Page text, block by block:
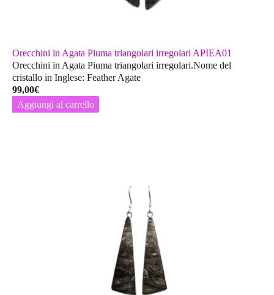
Orecchini in Agata Piuma triangolari irregolari APIEA01
Orecchini in Agata Piuma triangolari irregolari.Nome del
cristallo in Inglese: Feather Agate
99,00€
Aggiungi al carrello